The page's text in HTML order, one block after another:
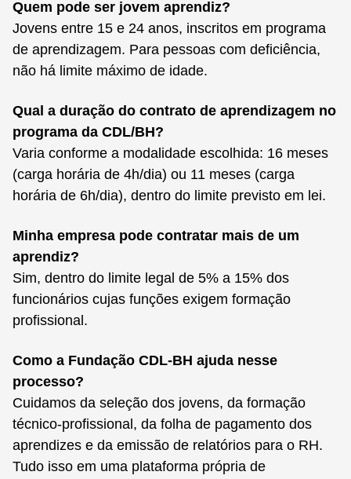
Quem pode ser jovem aprendiz?
Jovens entre 15 e 24 anos, inscritos em programa
de aprendizagem. Para pessoas com deficiência,
não há limite máximo de idade.
Qual a duração do contrato de aprendizagem no
programa da CDL/BH?
Varia conforme a modalidade escolhida: 16 meses
(carga horária de 4h/dia) ou 11 meses (carga
horária de 6h/dia), dentro do limite previsto em lei.
Minha empresa pode contratar mais de um
aprendiz?
Sim, dentro do limite legal de 5% a 15% dos
funcionários cujas funções exigem formação
profissional.
Como a Fundação CDL-BH ajuda nesse
processo?
Cuidamos da seleção dos jovens, da formação
técnico-profissional, da folha de pagamento dos
aprendizes e da emissão de relatórios para o RH.
Tudo isso em uma plataforma própria de